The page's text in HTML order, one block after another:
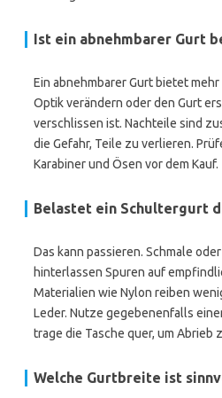
Ist ein abnehmbarer Gurt
Ein abnehmbarer Gurt bietet
Optik verändern oder den Gurt
verschlissen ist. Nachteile sind
die Gefahr, Teile zu verlieren.
Karabiner und Ösen vor dem Kauf.
Belastet ein Schultergurt
Das kann passieren. Schmale
hinterlassen Spuren auf
Materialien wie Nylon reiben
Leder. Nutze gegebenenfalls
trage die Tasche quer, um Abrieb
Welche Gurtbreite ist